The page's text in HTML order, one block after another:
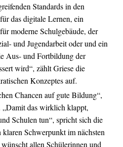
Standards in den
das digitale Lernen, ein
moderne Schulgebäude, der
und Jugendarbeit oder und ein
Aus- und Fortbildung der
wird“, zählt Griese die
Konzeptes auf.
Chancen auf gute Bildung“,
„Damit das wirklich klappt,
Schulen tun“, spricht sich die
Schwerpunkt im nächsten
allen Schülerinnen und